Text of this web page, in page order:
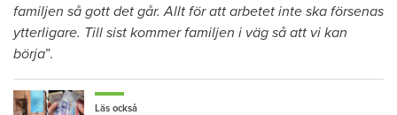
familjen så gott det går. Allt för att arbetet inte ska försenas
ytterligare. Till sist kommer familjen i väg så att vi kan
börja”.
Läs också